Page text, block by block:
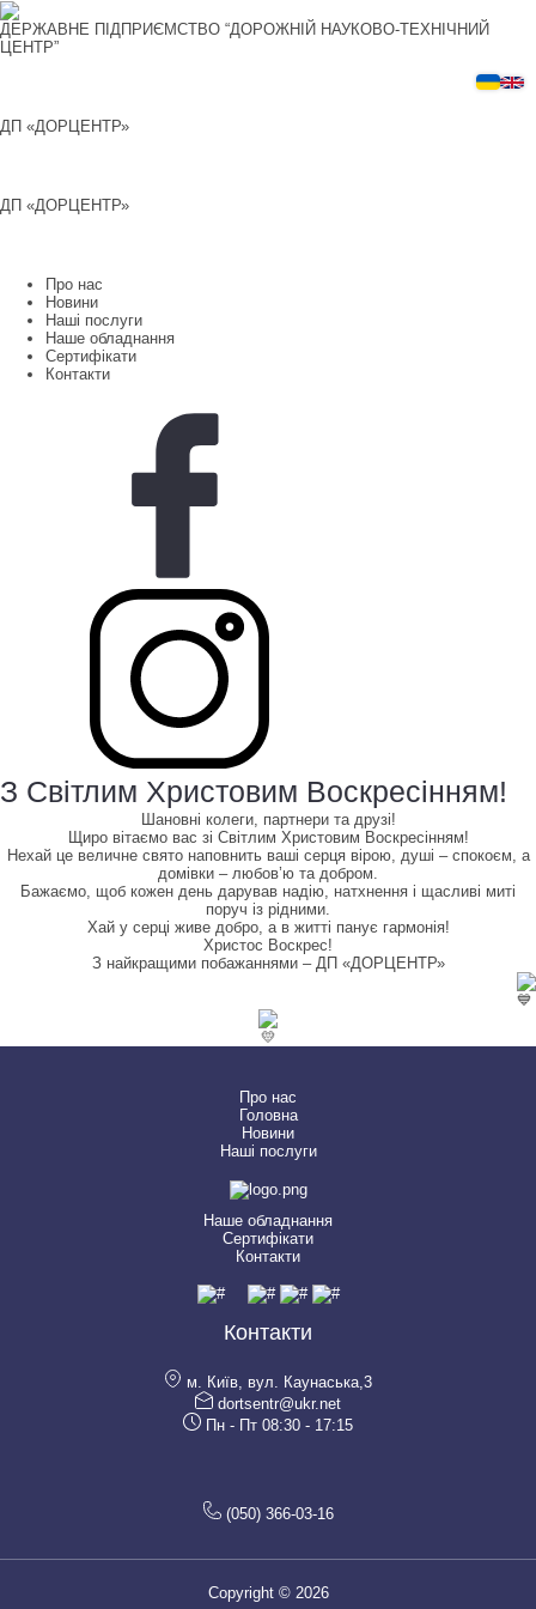
Перейти
до
вмісту
ДЕРЖАВНЕ ПІДПРИЄМСТВО “ДОРОЖНІЙ НАУКОВО-ТЕХНІЧНИЙ
ЦЕНТР”
ДП «ДОРЦЕНТР»
ДП «ДОРЦЕНТР»
Про нас
Новини
Наші послуги
Наше обладнання
Сертифікати
Контакти
З Світлим Христовим Воскресінням!
Шановні колеги, партнери та друзі!
Щиро вітаємо вас зі Світлим Христовим Воскресінням!
Нехай це величне свято наповнить ваші серця вірою, душі – спокоєм, а
домівки – любов’ю та добром.
Бажаємо, щоб кожен день дарував надію, натхнення і щасливі миті
поруч із рідними.
Хай у серці живе добро, а в житті панує гармонія!
Христос Воскрес!
З найкращими побажаннями – ДП «ДОРЦЕНТР»
Про нас
Головна
Новини
Наші послуги
Наше обладнання
Сертифікати
Контакти
Контакти
м. Київ, вул. Каунаська,3
dortsentr@ukr.net
Пн - Пт 08:30 - 17:15
(050) 366-03-16
Copyright © 2026